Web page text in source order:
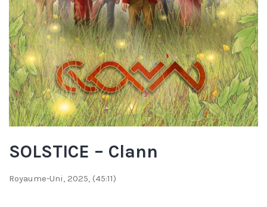
SOLSTICE – Clann
Royaume-Uni, 2025, (45:11)